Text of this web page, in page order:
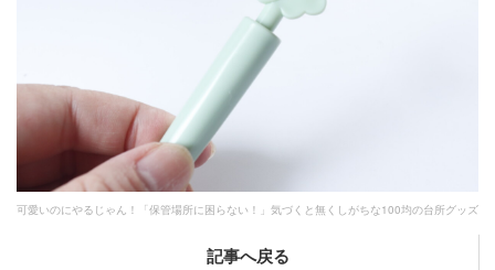
可愛いのにやるじゃん！「保管場所に困らない！」気づくと無くしがちな100均の台所グッズ
記事へ戻る